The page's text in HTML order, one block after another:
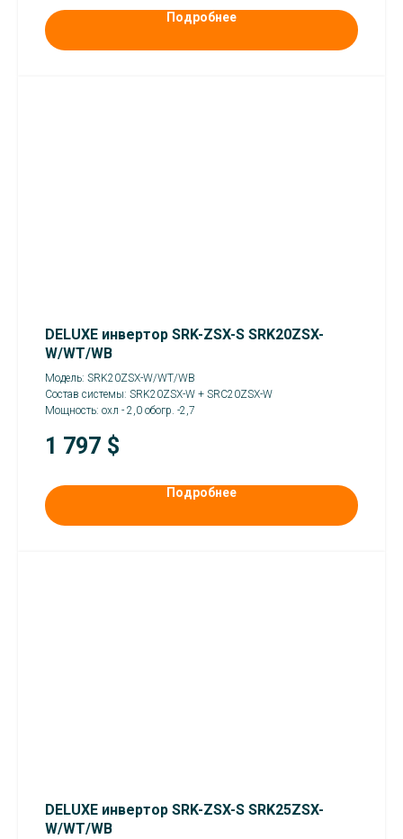
Подробнее
DELUXE инвертор SRK-ZSX-S SRK20ZSX-
W/WT/WB
Модель: SRK20ZSX-W/WT/WB
Состав системы: SRK20ZSX-W + SRC20ZSX-W
Мощность: охл - 2,0 обогр. -2,7
1 797 $
Подробнее
DELUXE инвертор SRK-ZSX-S SRK25ZSX-
W/WT/WB